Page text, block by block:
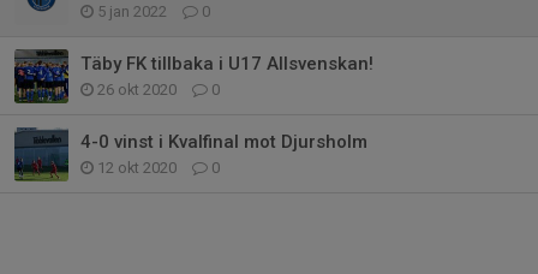
5 jan 2022 0
Täby FK tillbaka i U17 Allsvenskan!
26 okt 2020 0
4-0 vinst i Kvalfinal mot Djursholm
12 okt 2020 0